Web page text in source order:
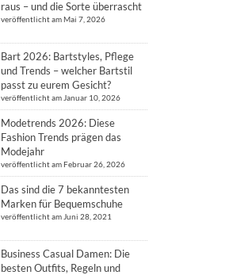
raus – und die Sorte überrascht
veröffentlicht am Mai 7, 2026
Bart 2026: Bartstyles, Pflege
und Trends – welcher Bartstil
passt zu eurem Gesicht?
veröffentlicht am Januar 10, 2026
Modetrends 2026: Diese
Fashion Trends prägen das
Modejahr
veröffentlicht am Februar 26, 2026
Das sind die 7 bekanntesten
Marken für Bequemschuhe
veröffentlicht am Juni 28, 2021
Business Casual Damen: Die
besten Outfits, Regeln und